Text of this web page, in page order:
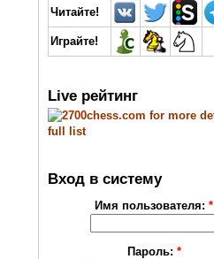
Читайте!
Играйте!
Live рейтинг
Вход в систему
Имя пользователя:*
Пароль: *